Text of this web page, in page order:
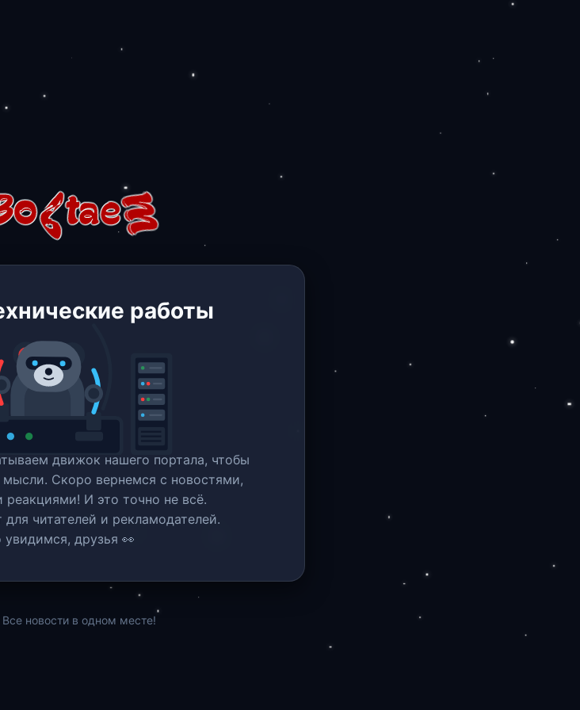
работы
движок нашего портала, чтобы
Скоро вернемся c новостями,
И это точно не всё.
читателей и рекламодателей.
увидимся, друзья 👀
Все новости в одном месте!